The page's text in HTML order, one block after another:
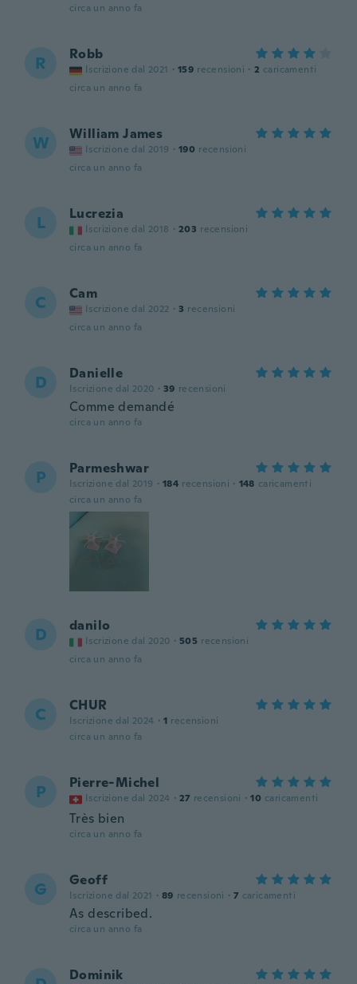
circa un anno fa
R Robb
Iscrizione dal 2021 · 159 recensioni · 2 caricamenti
circa un anno fa
W William James
Iscrizione dal 2019 · 190 recensioni
circa un anno fa
L Lucrezia
Iscrizione dal 2018 · 203 recensioni
circa un anno fa
C Cam
Iscrizione dal 2022 · 3 recensioni
circa un anno fa
D Danielle
Iscrizione dal 2020 · 39 recensioni
Comme demandé
circa un anno fa
P Parmeshwar
Iscrizione dal 2019 · 184 recensioni · 148 caricamenti
circa un anno fa
D danilo
Iscrizione dal 2020 · 505 recensioni
circa un anno fa
C CHUR
Iscrizione dal 2024 · 1 recensioni
circa un anno fa
P Pierre-Michel
Iscrizione dal 2024 · 27 recensioni · 10 caricamenti
Très bien
circa un anno fa
G Geoff
Iscrizione dal 2021 · 89 recensioni · 7 caricamenti
As described.
circa un anno fa
Dominik